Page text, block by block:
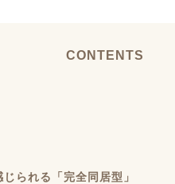
CONTENTS
られる「完全同居型」